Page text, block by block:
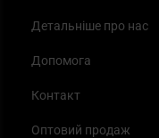
Детальніше про нас
Допомога
Контакт
Оптовий продаж